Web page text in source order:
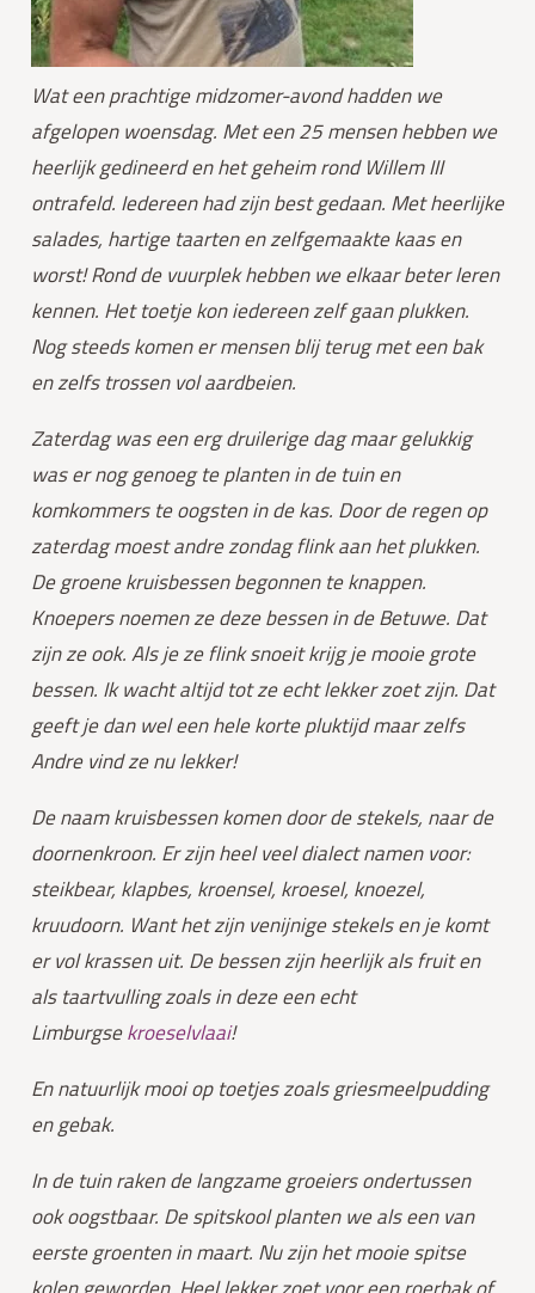
Wat een prachtige midzomer-avond hadden we
afgelopen woensdag. Met een 25 mensen hebben we
heerlijk gedineerd en het geheim rond Willem III
ontrafeld. Iedereen had zijn best gedaan. Met heerlijke
salades, hartige taarten en zelfgemaakte kaas en
worst! Rond de vuurplek hebben we elkaar beter leren
kennen. Het toetje kon iedereen zelf gaan plukken.
Nog steeds komen er mensen blij terug met een bak
en zelfs trossen vol aardbeien.
Zaterdag was een erg druilerige dag maar gelukkig
was er nog genoeg te planten in de tuin en
komkommers te oogsten in de kas. Door de regen op
zaterdag moest andre zondag flink aan het plukken.
De groene kruisbessen begonnen te knappen.
Knoepers noemen ze deze bessen in de Betuwe. Dat
zijn ze ook. Als je ze flink snoeit krijg je mooie grote
bessen. Ik wacht altijd tot ze echt lekker zoet zijn. Dat
geeft je dan wel een hele korte pluktijd maar zelfs
Andre vind ze nu lekker!
De naam kruisbessen komen door de stekels, naar de
doornenkroon. Er zijn heel veel dialect namen voor:
steikbear, klapbes, kroensel, kroesel, knoezel,
kruudoorn. Want het zijn venijnige stekels en je komt
er vol krassen uit. De bessen zijn heerlijk als fruit en
als taartvulling zoals in deze een echt
Limburgse kroeselvlaai!
En natuurlijk mooi op toetjes zoals griesmeelpudding
en gebak.
In de tuin raken de langzame groeiers ondertussen
ook oogstbaar. De spitskool planten we als een van
eerste groenten in maart. Nu zijn het mooie spitse